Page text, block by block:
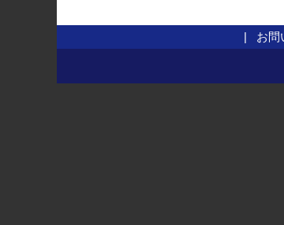
お問